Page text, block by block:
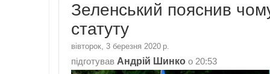
Зеленський пояснив
статуту
вівторок, 3 березня 2020 р.
підготував Андрій Шинко о 20:53